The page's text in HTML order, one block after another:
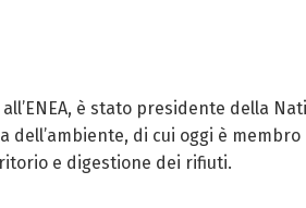
è stato presidente della
di cui oggi è
e digestione dei rifiuti.